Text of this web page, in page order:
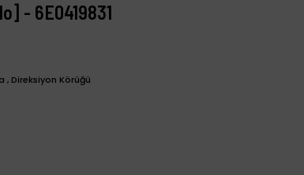
- 6E0419831
, Direksiyon Körüğü